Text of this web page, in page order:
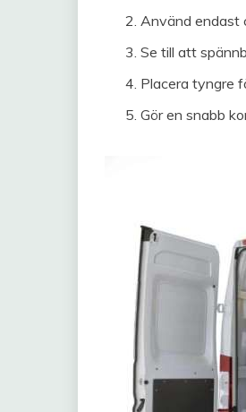
Använd endast
Se till att
Placera tyngre
Gör en snabb